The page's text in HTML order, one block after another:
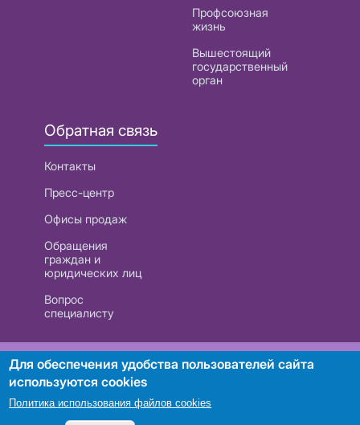
Профсоюзная
жизнь
Вышестоящий
государственный
орган
Обратная связь
Контакты
Пресс-центр
Офисы продаж
Обращения
граждан и
юридических лиц
Вопрос
специалисту
РУП «Белтелеком». УНП 101007741
Для обеспечения удобства пользователей сайта
используются cookies
Политика использования файлов cookies